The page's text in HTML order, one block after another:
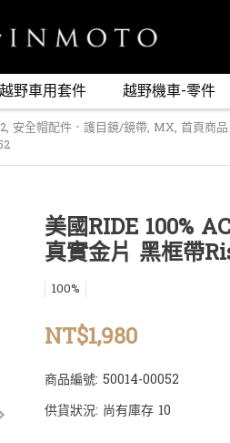
野車用套件 越野機車-零件
, 安全帽配件．護目鏡/鏡帶, MX, 首頁商品
美國RIDE 100%
真實金片 黑框帶
100%
NT$1,980
商品編號: 50014-00052
供貨狀況: 尚有庫存 10